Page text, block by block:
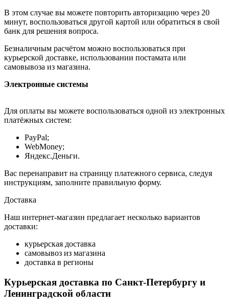
В этом случае вы можете повторить авторизацию через 20
минут, воспользоваться другой картой или обратиться в свой
банк для решения вопроса.
Безналичным расчётом можно воспользоваться при
курьерской доставке, использовании постамата или
самовывоза из магазина.
Электронные системы
Для оплаты вы можете воспользоваться одной из электронных
платёжных систем:
PayPal;
WebMoney;
Яндекс.Деньги.
Вас перенаправит на страницу платежного сервиса, следуя
инструкциям, заполните правильную форму.
Доставка
Наш интернет-магазин предлагает несколько вариантов
доставки:
курьерская доставка
самовывоз из магазина
доставка в регионы
Курьерская доставка по Санкт-Петербургу и
Ленинградской области